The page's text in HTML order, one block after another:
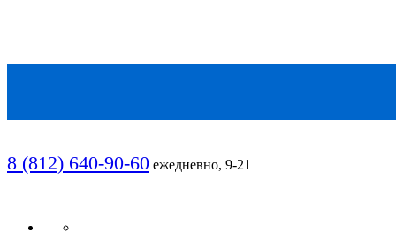
8 (812) 640-90-60 ежедневно, 9-21